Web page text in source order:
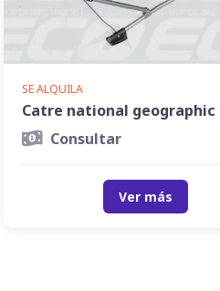
SE ALQUILA
Catre national geographic
Consultar
Ver más